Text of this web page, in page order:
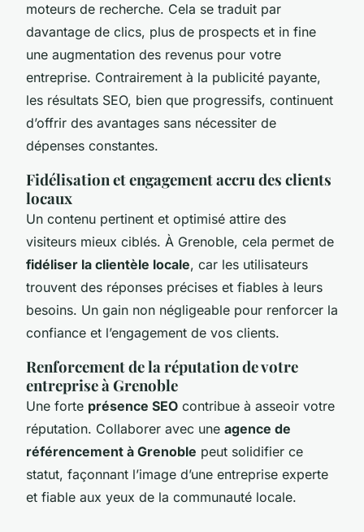
moteurs de recherche. Cela se traduit par
davantage de clics, plus de prospects et in fine
une augmentation des revenus pour votre
entreprise. Contrairement à la publicité payante,
les résultats SEO, bien que progressifs, continuent
d’offrir des avantages sans nécessiter de
dépenses constantes.
Fidélisation et engagement accru des clients
locaux
Un contenu pertinent et optimisé attire des
visiteurs mieux ciblés. À Grenoble, cela permet de
fidéliser la clientèle locale, car les utilisateurs
trouvent des réponses précises et fiables à leurs
besoins. Un gain non négligeable pour renforcer la
confiance et l’engagement de vos clients.
Renforcement de la réputation de votre
entreprise à Grenoble
Une forte présence SEO contribue à asseoir votre
réputation. Collaborer avec une agence de
référencement à Grenoble peut solidifier ce
statut, façonnant l’image d’une entreprise experte
et fiable aux yeux de la communauté locale.